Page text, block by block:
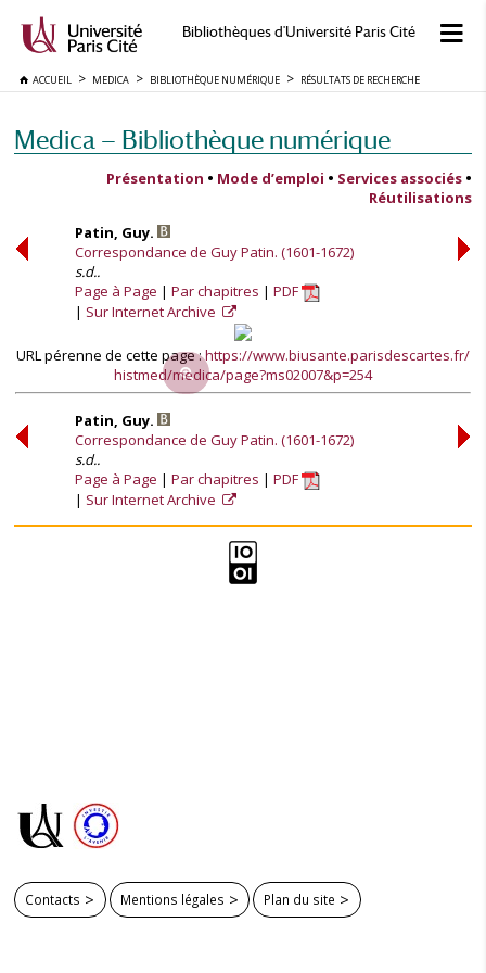
Bibliothèques d'Université Paris Cité
ACCUEIL MEDICA BIBLIOTHÈQUE NUMÉRIQUE RÉSULTATS DE RECHERCHE
Medica — Bibliothèque numérique
Présentation • Mode d’emploi • Services associés •
Réutilisations
Patin, Guy.
Correspondance de Guy Patin. (1601-1672)
s.d..
Page à Page
Par chapitres
PDF
Sur Internet Archive
URL pérenne de cette page :https://www.biusante.parisdescartes.fr/
histmed/medica/page?ms02007&p=254
Patin, Guy.
Correspondance de Guy Patin. (1601-1672)
s.d..
Page à Page
Par chapitres
PDF
Sur Internet Archive
Contacts Mentions légales Plan du site